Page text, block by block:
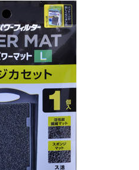
リビング雑貨
シニアサポート